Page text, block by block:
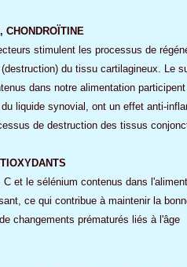
CHONDROÏTINE
stimulent les processus de
du tissu cartilagineux. Le
dans notre alimentation
liquide synovial, ont un effet anti-
de destruction des tissus
C et le sélénium contenus dans
ce qui contribue à maintenir la
changements prématurés liés à l'âge